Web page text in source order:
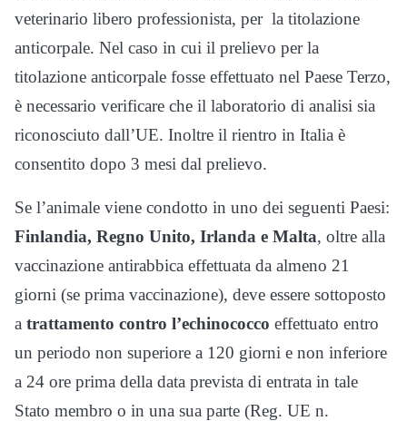
veterinario libero professionista, per la titolazione
anticorpale. Nel caso in cui il prelievo per la
titolazione anticorpale fosse effettuato nel Paese Terzo,
è necessario verificare che il laboratorio di analisi sia
riconosciuto dall’UE. Inoltre il rientro in Italia è
consentito dopo 3 mesi dal prelievo.
Se l’animale viene condotto in uno dei seguenti Paesi:
Finlandia, Regno Unito, Irlanda e Malta, oltre alla
vaccinazione antirabbica effettuata da almeno 21
giorni (se prima vaccinazione), deve essere sottoposto
a trattamento contro l’echinococco effettuato entro
un periodo non superiore a 120 giorni e non inferiore
a 24 ore prima della data prevista di entrata in tale
Stato membro o in una sua parte (Reg. UE n.